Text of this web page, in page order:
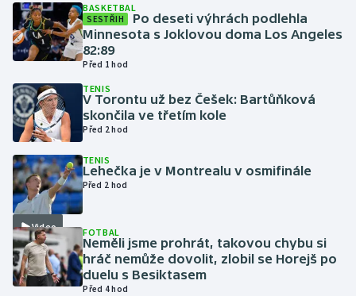
Házená
Judo
Lezení
Lyže a snowboard
Moderní pětiboj
BASKETBAL
SESTŘIH
Po deseti výhrách podlehla
Minnesota s Joklovou doma Los Angeles
82:89
Před 1 hod
TENIS
V Torontu už bez Češek: Bartůňková
skončila ve třetím kole
Před 2 hod
Video
TENIS
Lehečka je v Montrealu v osmifinále
Před 2 hod
FOTBAL
Neměli jsme prohrát, takovou chybu si
hráč nemůže dovolit, zlobil se Horejš po
duelu s Besiktasem
Před 4 hod